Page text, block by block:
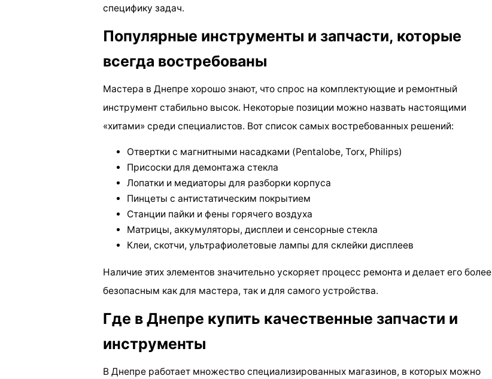
специфику задач.
Популярные инструменты и запчасти, которые
всегда востребованы
Мастера в Днепре хорошо знают, что спрос на комплектующие и ремонтный
инструмент стабильно высок. Некоторые позиции можно назвать настоящими
«хитами» среди специалистов. Вот список самых востребованных решений:
Отвертки с магнитными насадками (Pentalobe, Torx, Philips)
Присоски для демонтажа стекла
Лопатки и медиаторы для разборки корпуса
Пинцеты с антистатическим покрытием
Станции пайки и фены горячего воздуха
Матрицы, аккумуляторы, дисплеи и сенсорные стекла
Клеи, скотчи, ультрафиолетовые лампы для склейки дисплеев
Наличие этих элементов значительно ускоряет процесс ремонта и делает его более
безопасным как для мастера, так и для самого устройства.
Где в Днепре купить качественные запчасти и
инструменты
В Днепре работает множество специализированных магазинов, в которых можно